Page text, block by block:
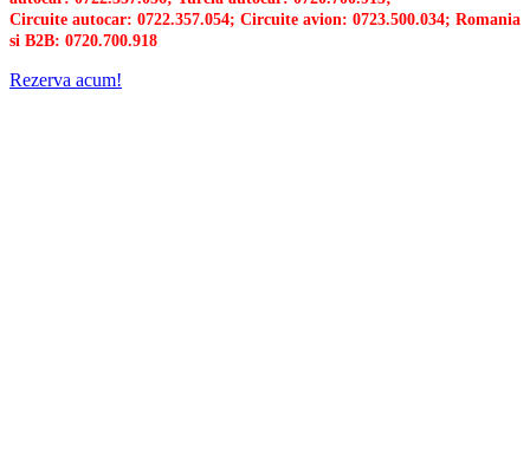
Circuite autocar: 0722.357.054; Circuite avion: 0723.500.034; Romania
si B2B: 0720.700.918
Rezerva acum!